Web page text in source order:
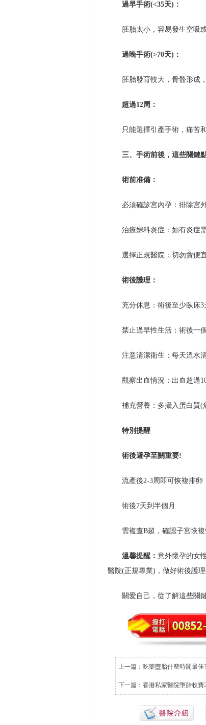
過早手術(<35天)：
胚胎太小，容易發生空吸
過晚手術(>70天)：
胚胎發育較大，骨骼形成
超過12周：
只能選擇引產手術，痛苦
三、手術前後，這些關鍵
術前准備：
必須確診宮內孕：排除宮
治療婦科炎症：如有炎症
選擇正規醫院：切勿貪便
術後護理：
充分休息：術後至少臥床3
禁止過早性生活：術後一
注意清潔衛生：每天溫水
觀察出血情況：出血超過
補充營養：多攝入蛋白質(
特別提醒
術後避孕至關重要!
流產後2-3周即可恢複排卵
術後7天到半個月
需複查B超，確認子宮恢複
溫馨提醒： 意外懷孕的女
醫院(正規專業)，做好術後護
關愛自己，從了解這些關
上一篇： 吃藥墮胎什麼時間最佳
下一篇： 香港私家醫院墮胎收費